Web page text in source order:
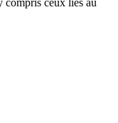
compris ceux liés au